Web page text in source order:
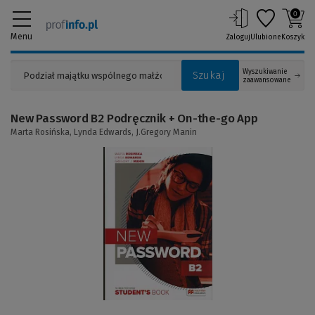
Menu
Szukaj
Wyszukiwanie
zaawansowane
ZalogujUlubione
0
Koszyk
innej
New Password B2 Podręcznik + On-the-go App
Marta Rosińska, Lynda Edwards, J.Gregory Manin